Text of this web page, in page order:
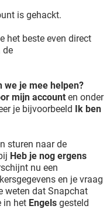
is gehackt.
het beste even direct
de
we je mee helpen?
mijn account en onder
je bijvoorbeeld Ik ben
sturen naar de
Heb je nog ergens
nu een
en je vraag
weten dat Snapchat
in het Engels gesteld